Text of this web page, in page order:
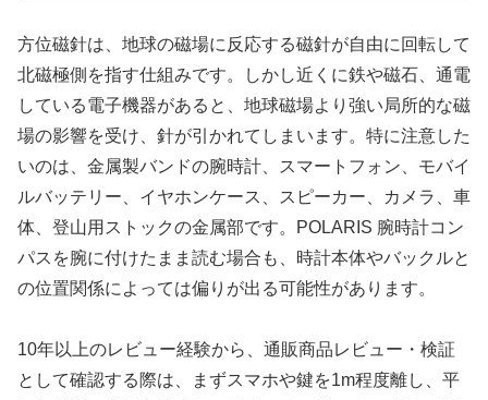
方位磁針は、地球の磁場に反応する磁針が自由に回転して
北磁極側を指す仕組みです。しかし近くに鉄や磁石、通電
している電子機器があると、地球磁場より強い局所的な磁
場の影響を受け、針が引かれてしまいます。特に注意した
いのは、金属製バンドの腕時計、スマートフォン、モバイ
ルバッテリー、イヤホンケース、スピーカー、カメラ、車
体、登山用ストックの金属部です。POLARIS 腕時計コン
パスを腕に付けたまま読む場合も、時計本体やバックルと
の位置関係によっては偏りが出る可能性があります。
10年以上のレビュー経験から、通販商品レビュー・検証
として確認する際は、まずスマホや鍵を1m程度離し、平